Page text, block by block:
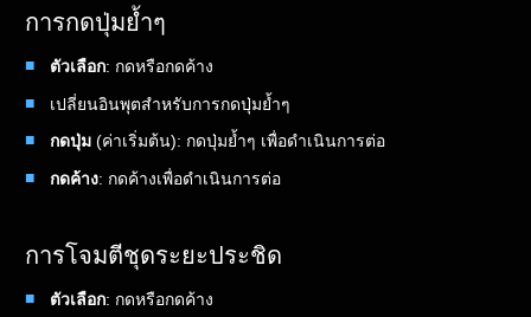
การกดปุ่มย้ำๆ
ตัวเลือก: กดหรือกดค้าง
เปลี่ยนอินพุตสำหรับการกดปุ่มย้ำๆ
กดปุ่ม (ค่าเริ่มต้น): กดปุ่มย้ำๆ เพื่อดำเนินการต่อ
กดค้าง: กดค้างเพื่อดำเนินการต่อ
การโจมตีชุดระยะประชิด
ตัวเลือก: กดหรือกดค้าง